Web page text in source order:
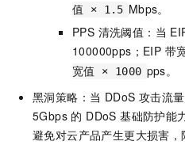
值 × 1.5 Mbps。
PPS 清洗阈值：当
100000pps；EIP 带
宽值 × 1000 pps。
黑洞策略：当 DDoS 攻击流
5Gbps 的 DDoS 基础防护能
避免对云产品产生更大损害